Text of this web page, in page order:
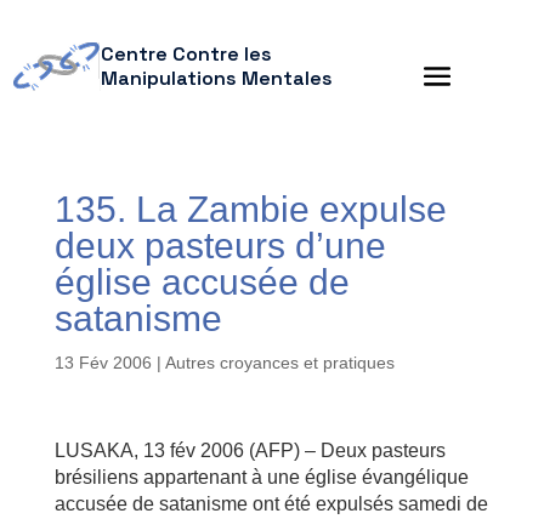
Centre Contre les
Manipulations Mentales
135. La Zambie expulse
deux pasteurs d’une
église accusée de
satanisme
13 Fév 2006 | Autres croyances et pratiques
LUSAKA, 13 fév 2006 (AFP) – Deux pasteurs
brésiliens appartenant à une église évangélique
accusée de satanisme ont été expulsés samedi de